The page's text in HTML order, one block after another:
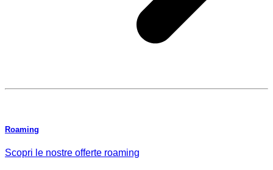
Roaming
Scopri le nostre offerte roaming